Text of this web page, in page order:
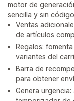
motor de
sencilla y sin
Ventas
de artículos
Regalos:
variantes del
Barra de
para obtener
Genera